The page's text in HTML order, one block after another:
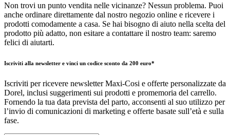
Non trovi un punto vendita nelle vicinanze? Nessun problema. Puoi
anche ordinare direttamente dal nostro negozio online e ricevere i
prodotti comodamente a casa. Se hai bisogno di aiuto nella scelta del
prodotto più adatto, non esitare a contattare il nostro team: saremo
felici di aiutarti.
Iscriviti alla newsletter e vinci un codice sconto da 200 euro*
Iscriviti per ricevere newsletter Maxi-Cosi e offerte personalizzate da
Dorel, inclusi suggerimenti sui prodotti e promemoria del carrello.
Fornendo la tua data prevista del parto, acconsenti al suo utilizzo per
l’invio di comunicazioni di marketing e offerte basate sull’età e sulla
fase.